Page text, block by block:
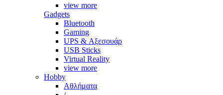
view more
Gadgets
Bluetooth
Gaming
UPS & Αξεσουάρ
USB Sticks
Virtual Reality
view more
Hobby
Αθλήματα